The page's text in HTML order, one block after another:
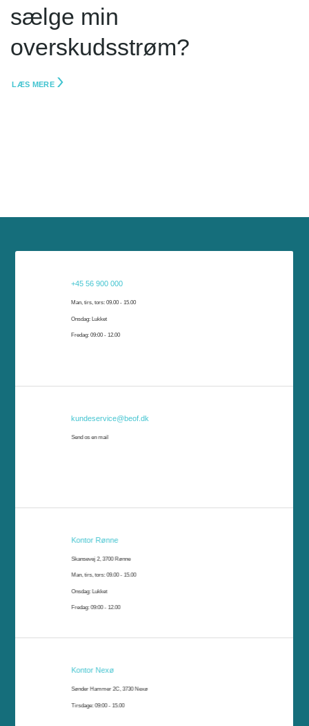
sælge min
overskudsstrøm?
LÆS MERE
mail eller komme forbi vores kundeservice i Rønne eller Nexø.
+45 56 900 000
Man, tirs, tors: 09.00 - 15.00
Onsdag: Lukket
Fredag: 09:00 - 12.00
kundeservice@beof.dk
Send os en mail
Kontor Rønne
Skansevej 2, 3700 Rønne
Man, tirs, tors: 09.00 - 15.00
Onsdag: Lukket
Fredag: 09:00 - 12.00
Kontor Nexø
Sønder Hammer 2C, 3730 Nexø
Tirsdage: 09:00 - 15.00